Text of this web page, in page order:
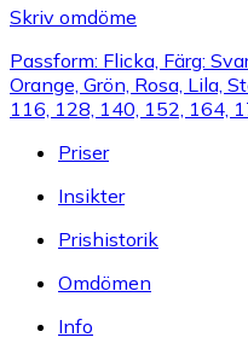
Skriv omdöme
Passform: Flicka, Färg:
Orange, Grön, Rosa, Lila,
116, 128, 140, 152, 164,
Priser
Insikter
Prishistorik
Omdömen
Info